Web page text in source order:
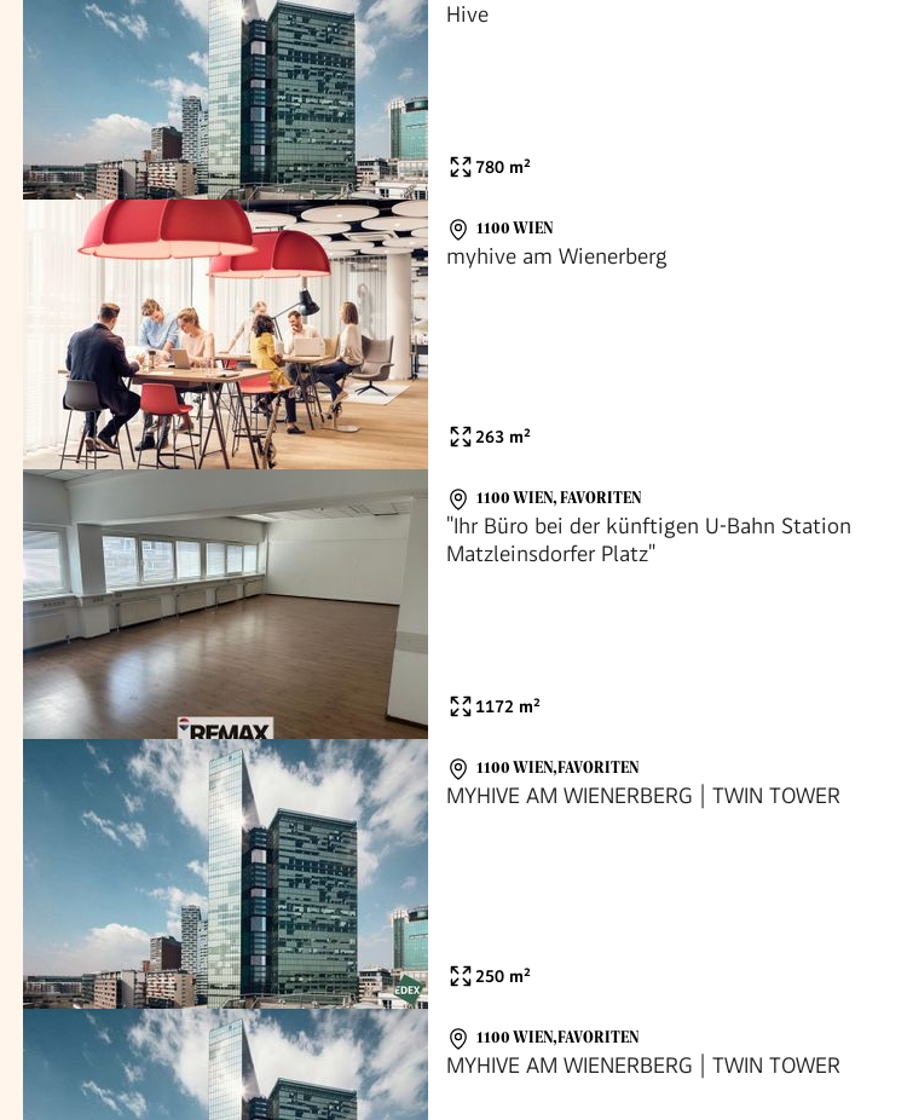
Hive
780 m²
1100 WIEN
myhive am Wienerberg
263 m²
1100 WIEN, FAVORITEN
"Ihr Büro bei der künftigen U-Bahn Station
Matzleinsdorfer Platz"
1172 m²
1100 WIEN,FAVORITEN
MYHIVE AM WIENERBERG | TWIN TOWER
250 m²
1100 WIEN,FAVORITEN
MYHIVE AM WIENERBERG | TWIN TOWER